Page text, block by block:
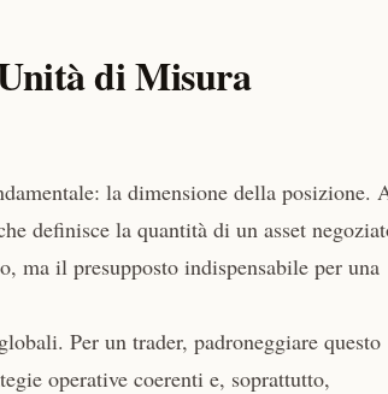
di Misura
la dimensione della posizione.
definisce la quantità di un asset
ma il presupposto indispensabile per una
Per un trader, padroneggiare questo
operative coerenti e, soprattutto,